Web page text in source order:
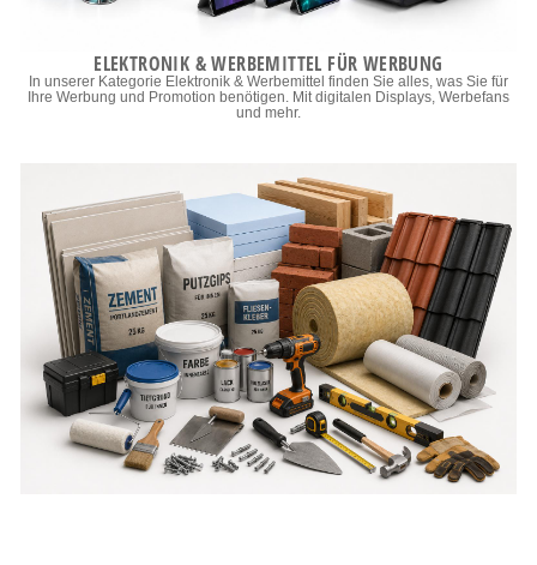
ELEKTRONIK & WERBEMITTEL FÜR WERBUNG
In unserer Kategorie Elektronik & Werbemittel finden Sie alles, was Sie für
Ihre Werbung und Promotion benötigen. Mit digitalen Displays, Werbefans
und mehr.